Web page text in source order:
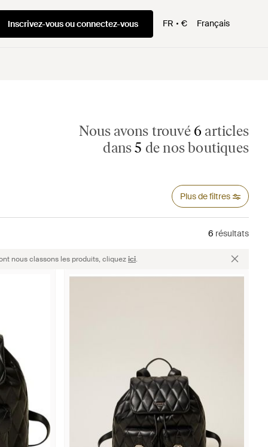
Inscrivez-vous ou connectez-vous FR € Français
Nous avons trouvé 6 articles
dans5 de nos boutiques
Plus de filtres
6 résultats
nous classons les produits, cliquezici.